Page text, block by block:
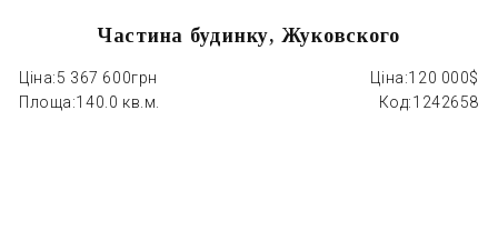
Частина будинку, Жуковского
Ціна:5 367 600грн Ціна:120 000$
Площа:140.0 кв.м. Код:1242658